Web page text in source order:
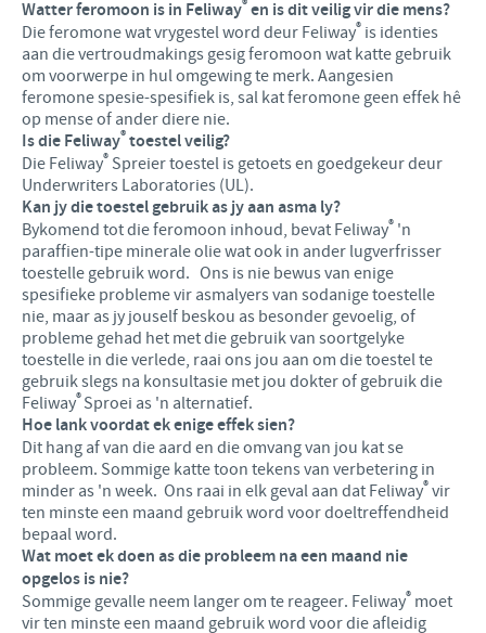
Produkte lys
Varke
Kontribusie
Ondersteuningsprogramme
Besigheid en wetenskaplike venootskappe
Vind hiermee ons hoof poste
Jou persoonlike ontwikkeling
Ons werwings proses
Watter feromoon is in Feliway®en is dit veilig vir die mens?
Die feromone wat vrygestel word deur Feliway® is identies
aan die vertroudmakings gesig feromoon wat katte gebruik
om voorwerpe in hul omgewing te merk. Aangesien
feromone spesie-spesifiek is, sal kat feromone geen effek hê
op mense of ander diere nie.
Is die Feliway®toestel veilig?
Die Feliway® Spreier toestel is getoets en goedgekeur deur
Underwriters Laboratories (UL).
Kan jy die toestel gebruik as jy aan asma ly?
Bykomend tot die feromoon inhoud, bevat Feliway® 'n
paraffien-tipe minerale olie wat ook in ander lugverfrisser
toestelle gebruik word. Ons is nie bewus van enige
spesifieke probleme vir asmalyers van sodanige toestelle
nie, maar as jy jouself beskou as besonder gevoelig, of
probleme gehad het met die gebruik van soortgelyke
toestelle in die verlede, raai ons jou aan om die toestel te
gebruik slegs na konsultasie met jou dokter of gebruik die
Feliway® Sproei as 'n alternatief.
Hoe lank voordat ek enige effek sien?
Dit hang af van die aard en die omvang van jou kat se
probleem. Sommige katte toon tekens van verbetering in
minder as 'n week. Ons raai in elk geval aan dat Feliway® vir
ten minste een maand gebruik word voor doeltreffendheid
bepaal word.
Wat moet ek doen as die probleem na een maand nie
opgelos is nie?
Sommige gevalle neem langer om te reageer. Feliway® moet
vir ten minste een maand gebruik word voor die afleidig